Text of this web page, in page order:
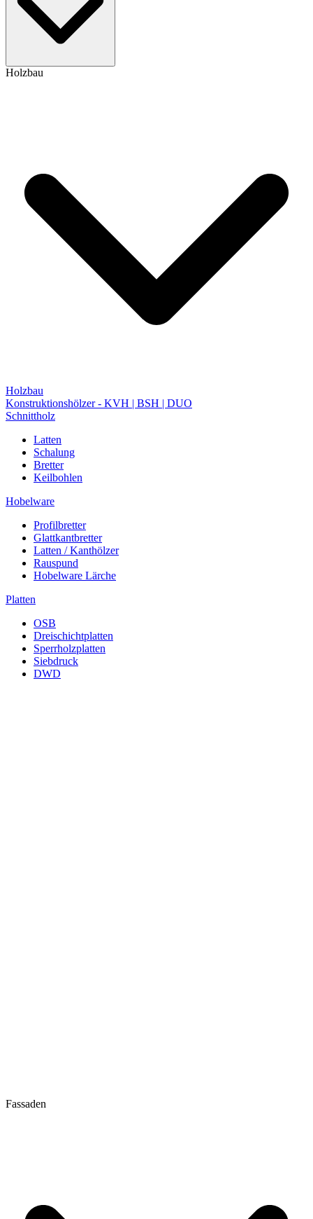
Holzbau
Holzbau
Konstruktionshölzer - KVH | BSH | DUO
Schnittholz
Latten
Schalung
Bretter
Keilbohlen
Hobelware
Profilbretter
Glattkantbretter
Latten / Kanthölzer
Rauspund
Hobelware Lärche
Platten
OSB
Dreischichtplatten
Sperrholzplatten
Siebdruck
DWD
Fassaden